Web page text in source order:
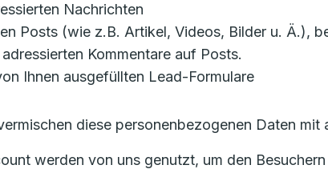
Nachrichten
Posts (wie z.B. Artikel, Videos, Bilder u. Ä.),
Kommentare auf Posts.
Ihnen ausgefüllten Lead-Formulare
diese personenbezogenen Daten mit
werden von uns genutzt, um den